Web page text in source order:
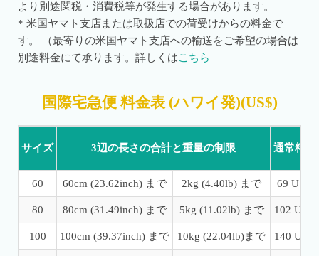
より別途関税・消費税等が発生する場合があります。
* 米国ヤマト支店または取扱店での荷受けからの料金で
す。 （最寄りの米国ヤマト支店への輸送をご希望の場合は
別途料金にて承ります。詳しくはこちら
国際宅急便 料金表 (ハワイ発)(US$)
サイズ 3辺の長さの合計と重量の制限 通常料金
60 60cm (23.62inch) まで 2kg (4.40lb) まで 69 USD
80 80cm (31.49inch) まで 5kg (11.02lb) まで 102 USD
100 100cm (39.37inch) まで 10kg (22.04lb)まで 140 USD